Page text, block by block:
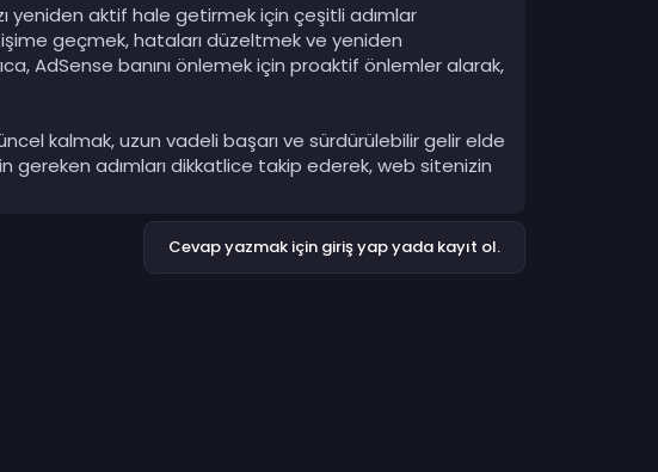
yeniden aktif hale getirmek için çeşitli adımlar
geçmek, hataları düzeltmek ve yeniden
AdSense banını önlemek için proaktif önlemler alarak,
kalmak, uzun vadeli başarı ve sürdürülebilir gelir elde
gereken adımları dikkatlice takip ederek, web sitenizin
Cevap yazmak için giriş yap yada kayıt ol.